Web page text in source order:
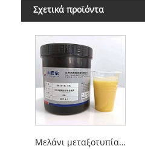
Σχετικά προϊόντα
Μελάνι μεταξοτυπίας απευθείας εκτύπωσης UVLED Glass Ceramic